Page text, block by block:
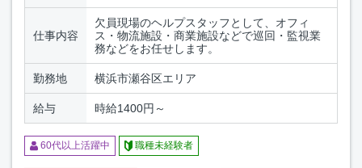
仕事内容
欠員現場のヘルプスタッフとして、オフィ
ス・物流施設・商業施設などで巡回・監視業
務などをお任せします。
勤務地 横浜市瀬谷区エリア
給与 時給1400円～
60代以上活躍中 職種未経験者